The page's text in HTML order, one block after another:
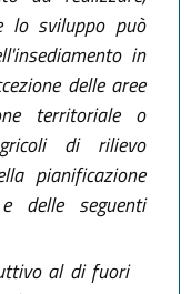
lo sviluppo può
in
delle aree
territoriale o
di rilievo
pianificazione
delle seguenti
al di fuori